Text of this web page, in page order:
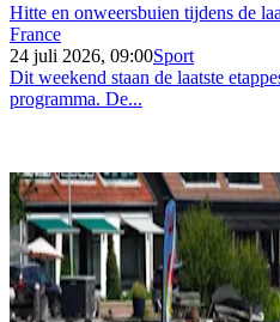
Hitte en onweersbuien tijdens de
France
24 juli 2026, 09:00Sport
Dit weekend staan de laatste
programma. De...